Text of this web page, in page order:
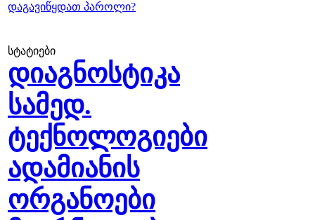
დაგავიწყდათ პაროლი?
სტატიები
დიაგნოსტიკა
სამედ.
ტექნოლოგიები
ადამიანის
ორგანოები